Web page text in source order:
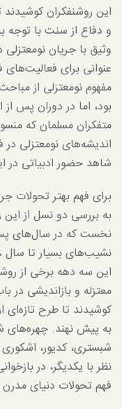
این روشنفکران
و دفاع از سنت با توجه
وثیق با جریان نومعتزلی
عنوانی برای
مفهوم نومعتزلی از
بود، اما در دوران پس از
متفکران مسلمان که
اندیشه‌های نومعتزلی
شاهد حضور ادبیاتی در
برای فهم بهتر تحولات
به بررسی دو نسل از
نخست که در سال‌های پس
این سه دهه برخی از
معتزله و بازاندیشی در
کوشیدند تا طرح تازه‌ای
به پیش نهند. چهره‌های
شبستری، کدیور،
نظر با یکدیگر، در
فهم تحولات دنیای